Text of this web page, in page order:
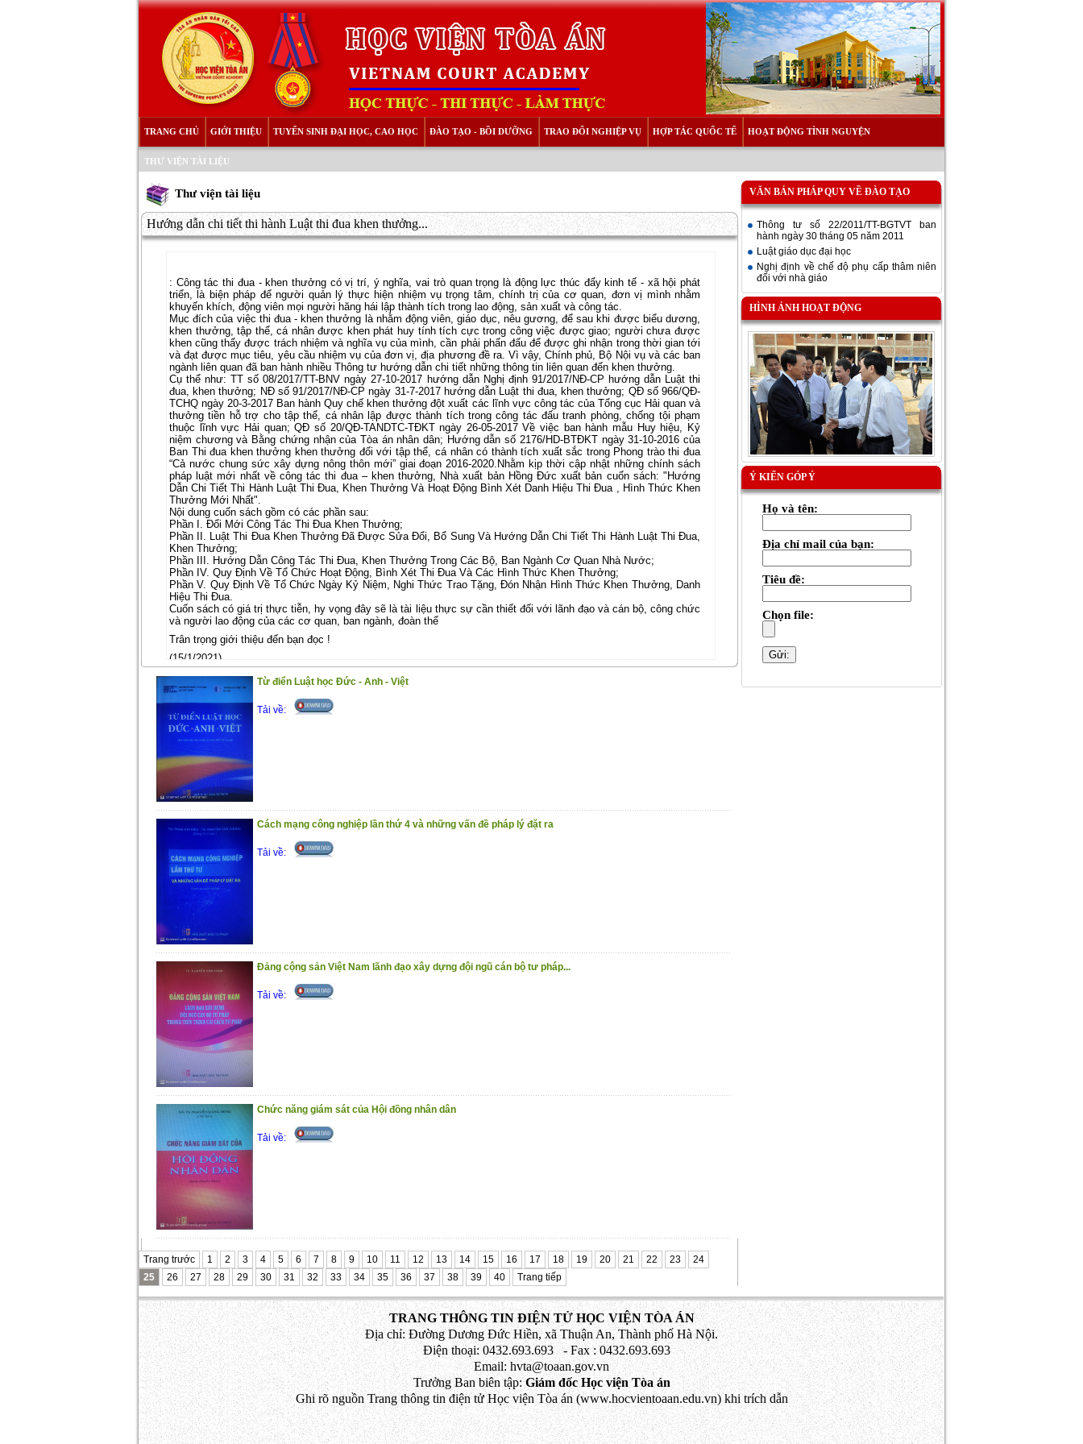
TRANG CHỦ GIỚI THIỆU TUYỂN SINH ĐẠI HỌC, CAO HỌC ĐÀO TẠO - BỒI DƯỠNG TRAO ĐỔI NGHIỆP VỤ HỢP TÁC QUỐC TẾ HOẠT ĐỘNG TÌNH NGUYỆN
THƯ VIỆN TÀI LIỆU
Thư viện tài liệu
Hướng dẫn chi tiết thi hành Luật thi đua khen thưởng...
: Công tác thi đua - khen thưởng có vị trí, ý nghĩa, vai trò quan trọng là động lực thúc đẩy kinh tế - xã hội phát
triển, là biện pháp để người quản lý thực hiện nhiệm vụ trọng tâm, chính trị của cơ quan, đơn vị mình nhằm
khuyến khích, động viên mọi người hăng hái lập thành tích trong lao động, sản xuất và công tác.
Mục đích của việc thi đua - khen thưởng là nhằm động viên, giáo dục, nêu gương, để sau khi được biểu dương,
khen thưởng, tập thể, cá nhân được khen phát huy tính tích cực trong công việc được giao; người chưa được
khen cũng thấy được trách nhiệm và nghĩa vụ của mình, cần phải phấn đấu để được ghi nhận trong thời gian tới
và đạt được mục tiêu, yêu cầu nhiệm vụ của đơn vị, địa phương đề ra. Vì vậy, Chính phủ, Bộ Nội vụ và các ban
ngành liên quan đã ban hành nhiều Thông tư hướng dẫn chi tiết những thông tin liên quan đến khen thưởng.
Cụ thể như: TT số 08/2017/TT-BNV ngày 27-10-2017 hướng dẫn Nghị định 91/2017/NĐ-CP hướng dẫn Luật thi
đua, khen thưởng; NĐ số 91/2017/NĐ-CP ngày 31-7-2017 hướng dẫn Luật thi đua, khen thưởng; QĐ số 966/QĐ-
TCHQ ngày 20-3-2017 Ban hành Quy chế khen thưởng đột xuất các lĩnh vực công tác của Tổng cục Hải quan và
thưởng tiền hỗ trợ cho tập thể, cá nhân lập được thành tích trong công tác đấu tranh phòng, chống tội phạm
thuộc lĩnh vực Hải quan; QĐ số 20/QĐ-TANDTC-TĐKT ngày 26-05-2017 Về việc ban hành mẫu Huy hiệu, Kỷ
niệm chương và Bằng chứng nhận của Tòa án nhân dân; Hướng dẫn số 2176/HD-BTĐKT ngày 31-10-2016 của
Ban Thi đua khen thưởng khen thưởng đối với tập thể, cá nhân có thành tích xuất sắc trong Phong trào thi đua
“Cả nước chung sức xây dựng nông thôn mới” giai đoạn 2016-2020.Nhằm kịp thời cập nhật những chính sách
pháp luật mới nhất về công tác thi đua – khen thưởng, Nhà xuất bản Hồng Đức xuất bản cuốn sách: "Hướng
Dẫn Chi Tiết Thi Hành Luật Thi Đua, Khen Thưởng Và Hoạt Động Bình Xét Danh Hiệu Thi Đua , Hình Thức Khen
Thưởng Mới Nhất".
Nội dung cuốn sách gồm có các phần sau:
Phần I. Đổi Mới Công Tác Thi Đua Khen Thưởng;
Phần II. Luật Thi Đua Khen Thưởng Đã Được Sửa Đổi, Bổ Sung Và Hướng Dẫn Chi Tiết Thi Hành Luật Thi Đua,
Khen Thưởng;
Phần III. Hướng Dẫn Công Tác Thi Đua, Khen Thưởng Trong Các Bộ, Ban Ngành Cơ Quan Nhà Nước;
Phần IV. Quy Định Về Tổ Chức Hoạt Động, Bình Xét Thi Đua Và Các Hình Thức Khen Thưởng;
Phần V. Quy Định Về Tổ Chức Ngày Kỷ Niệm, Nghi Thức Trao Tặng, Đón Nhận Hình Thức Khen Thưởng, Danh
Hiệu Thi Đua.
Cuốn sách có giá trị thực tiễn, hy vọng đây sẽ là tài liệu thực sự cần thiết đối với lãnh đạo và cán bộ, công chức
và người lao động của các cơ quan, ban ngành, đoàn thể
Trân trọng giới thiệu đến bạn đọc !
(15/1/2021)
Từ điển Luật học Đức - Anh - Việt
Tải về:
Cách mạng công nghiệp lần thứ 4 và những vấn đề pháp lý đặt ra
Tải về:
Đảng cộng sản Việt Nam lãnh đạo xây dựng đội ngũ cán bộ tư pháp...
Tải về:
Chức năng giám sát của Hội đồng nhân dân
Tải về:
Trang trước 1 2 3 4 5 6 7 8 9 10 11 12 13 14 15 16 17 18 19 20 21 22 23
24
25
26 27 28 29 30 31 32 33 34 35 36 37 38 39 40 Trang tiếp
VĂN BẢN PHÁP QUY VỀ ĐÀO TẠO
Thông tư số 22/2011/TT-BGTVT ban
hành ngày 30 tháng 05 năm 2011
Luật giáo dục đại học
Nghị định về chế độ phụ cấp thâm niên
đối với nhà giáo
HÌNH ẢNH HOẠT ĐỘNG
Ý KIẾN GÓP Ý
Họ và tên:
Địa chỉ mail của bạn:
Tiêu đề:
Chọn file:
TRANG THÔNG TIN ĐIỆN TỬ HỌC VIỆN TÒA ÁN
Địa chỉ: Đường Dương Đức Hiền, xã Thuận An, Thành phố Hà Nội.
Điện thoại: 0432.693.693 - Fax : 0432.693.693
Email: hvta@toaan.gov.vn
Trưởng Ban biên tập:Giám đốc Học viện Tòa án
Ghi rõ nguồn Trang thông tin điện tử Học viện Tòa án (www.hocvientoaan.edu.vn) khi trích dẫn